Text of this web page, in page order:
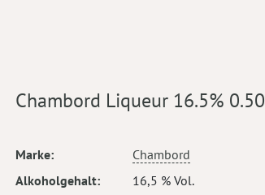
Chambord Liqueur 16.5% 0.50
Mehr
Marke
Chambord
Alkoholgehalt
16,5 % Vol.